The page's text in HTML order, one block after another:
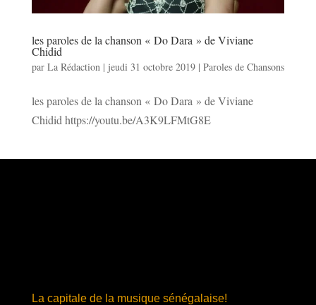
les paroles de la chanson « Do Dara » de Viviane
Chidid
par La Rédaction| jeudi 31 octobre 2019| Paroles de Chansons
les paroles de la chanson « Do Dara » de Viviane
Chidid https://youtu.be/A3K9LFMtG8E
La capitale de la musique sénégalaise!